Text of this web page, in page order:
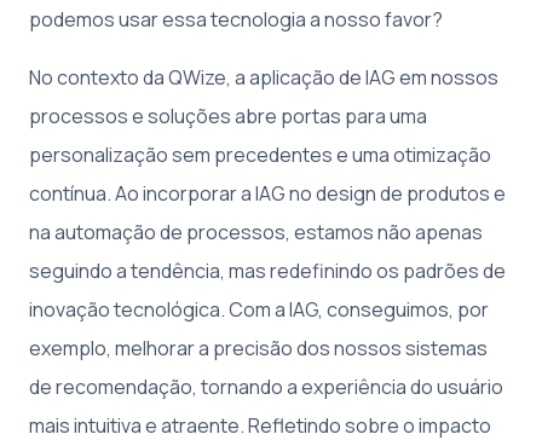
podemos usar essa tecnologia a nosso favor?
No contexto da QWize, a aplicação de IAG em nossos
processos e soluções abre portas para uma
personalização sem precedentes e uma otimização
contínua. Ao incorporar a IAG no design de produtos e
na automação de processos, estamos não apenas
seguindo a tendência, mas redefinindo os padrões de
inovação tecnológica. Com a IAG, conseguimos, por
exemplo, melhorar a precisão dos nossos sistemas
de recomendação, tornando a experiência do usuário
mais intuitiva e atraente. Refletindo sobre o impacto